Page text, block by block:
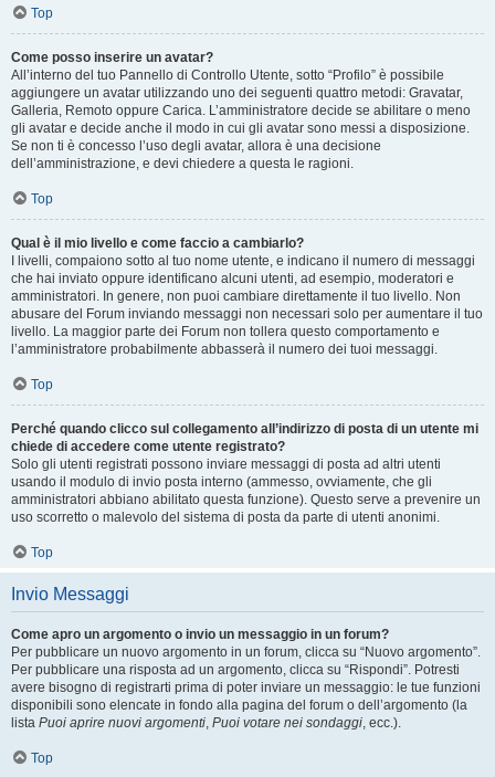
Top
Come posso inserire un avatar?
All’interno del tuo Pannello di Controllo Utente, sotto “Profilo” è possibile
aggiungere un avatar utilizzando uno dei seguenti quattro metodi: Gravatar,
Galleria, Remoto oppure Carica. L’amministratore decide se abilitare o meno
gli avatar e decide anche il modo in cui gli avatar sono messi a disposizione.
Se non ti è concesso l’uso degli avatar, allora è una decisione
dell’amministrazione, e devi chiedere a questa le ragioni.
Top
Qual è il mio livello e come faccio a cambiarlo?
I livelli, compaiono sotto al tuo nome utente, e indicano il numero di messaggi
che hai inviato oppure identificano alcuni utenti, ad esempio, moderatori e
amministratori. In genere, non puoi cambiare direttamente il tuo livello. Non
abusare del Forum inviando messaggi non necessari solo per aumentare il tuo
livello. La maggior parte dei Forum non tollera questo comportamento e
l’amministratore probabilmente abbasserà il numero dei tuoi messaggi.
Top
Perché quando clicco sul collegamento all’indirizzo di posta di un utente mi
chiede di accedere come utente registrato?
Solo gli utenti registrati possono inviare messaggi di posta ad altri utenti
usando il modulo di invio posta interno (ammesso, ovviamente, che gli
amministratori abbiano abilitato questa funzione). Questo serve a prevenire un
uso scorretto o malevolo del sistema di posta da parte di utenti anonimi.
Top
Invio Messaggi
Come apro un argomento o invio un messaggio in un forum?
Per pubblicare un nuovo argomento in un forum, clicca su “Nuovo argomento”.
Per pubblicare una risposta ad un argomento, clicca su “Rispondi”. Potresti
avere bisogno di registrarti prima di poter inviare un messaggio: le tue funzioni
disponibili sono elencate in fondo alla pagina del forum o dell’argomento (la
lista Puoi aprire nuovi argomenti, Puoi votare nei sondaggi, ecc.).
Top